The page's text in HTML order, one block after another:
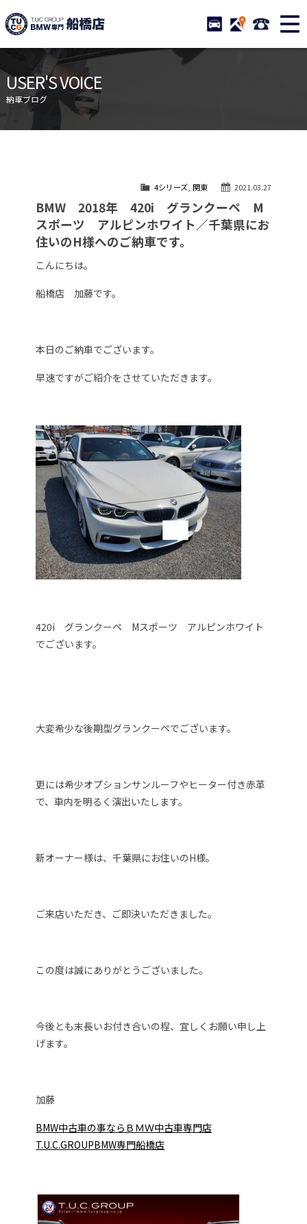
TUCグループ BMW専門 船
STOCK ACCESS 047-
ニュース
在庫リスト
目玉車両一覧
店舗紹介
保証＆サービス
アクセスマップ
自動車保険
TUCとは？
リクルート
納車blog
会社概要
USER'S VOICE
納車ブログ
2021.03.27
4シリーズ, 関東
BMW 2018年 420i グランクーペ M
スポーツ アルピンホワイト／千葉県にお
住いのH様へのご納車です。
こんにちは。
船橋店 加藤です。
本日のご納車でございます。
早速ですがご紹介をさせていただきます。
420i グランクーペ Mスポーツ アルピンホワイト
でございます。
大変希少な後期型グランクーペでございます。
更には希少オプションサンルーフやヒーター付き赤革
で、車内を明るく演出いたします。
新オーナー様は、千葉県にお住いのH様。
ご来店いただき、ご即決いただきました。
この度は誠にありがとうございました。
今後とも末長いお付き合いの程、宜しくお願い申し上
げます。
加藤
BMW中古車の事ならＢＭＷ中古車専門店
T.U.C.GROUPBMW専門船橋店